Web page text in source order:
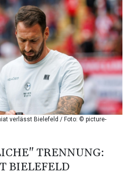
BBD 2.013626
BDT
123.754743
BHD 0.37711
BIF 2990
BMD 1
BND 1.281981
BOB 12.092258
BRL 5.1235
BSD 0.999753
BTN 95.145446
BYN 2.960018
verlässt Bielefeld / Foto: © picture-
TRENNUNG:
BIELEFELD